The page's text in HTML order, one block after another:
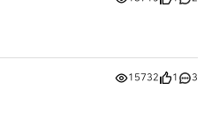
15732 1 3